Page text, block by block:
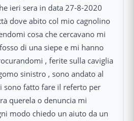
ieri sera in data 27-8-2020
dove abito col mio cagnolino
cosa che cercavano mi
di una siepe e mi hanno
, ferite sulla caviglia
sinistro , sono andato al
sono fatto fare il referto per
querela o denuncia mi
modo chiedo un aiuto da un